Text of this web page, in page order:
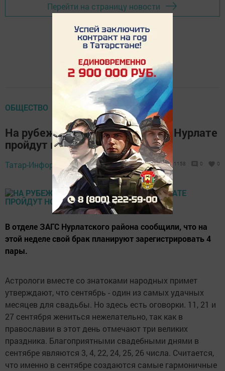
Перейти на страницу новости
ОБЩЕСТВО
На рубеже августа и сентября в Нурлате
пройдут новые бракосочетания
Татар-Информ, 28 августа 2017 - 07:20 1158 0 0
В отделе ЗАГС Нурлатского района сообщили, что на
этой неделе свой брак планируют зарегистрировать 4
пары.
Астрологи вместе со знатоками народных примет
утверждают, что сентябрь - один из самых удачных
месяцев для свадьбы. Но здесь есть оговорки. 11, 21 и
27 сентября жениться нежелательно, так как в
православии в этот день отмечают три великих
праздника. Благоприятными свадебными днями в
сентябре являются 3, 4, 22, 24, 25, 26 числа. Считается,
что именно в сентябре создаются самые гармоничные